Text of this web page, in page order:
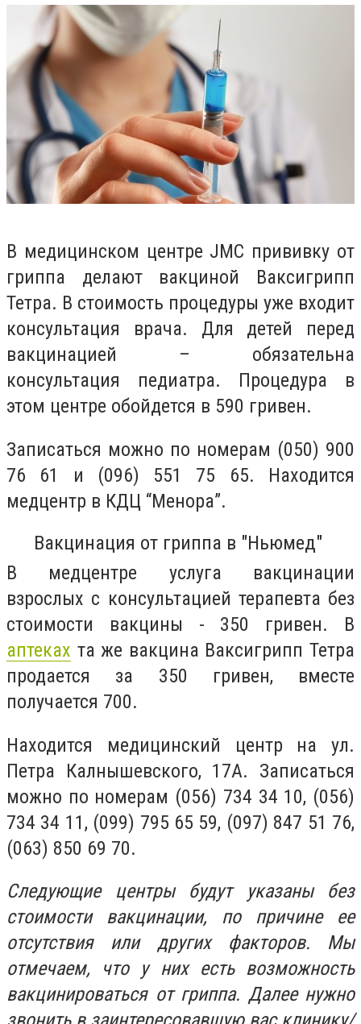
В медицинском центре JMC прививку от
гриппа делают вакциной Ваксигрипп
Тетра. В стоимость процедуры уже входит
консультация врача. Для детей перед
вакцинацией – обязательна
консультация педиатра. Процедура в
этом центре обойдется в 590 гривен.
Записаться можно по номерам (050) 900
76 61 и (096) 551 75 65. Находится
медцентр в КДЦ “Менора”.
Вакцинация от гриппа в "Ньюмед"
В медцентре услуга вакцинации
взрослых с консультацией терапевта без
стоимости вакцины - 350 гривен. В
аптеках та же вакцина Ваксигрипп Тетра
продается за 350 гривен, вместе
получается 700.
Находится медицинский центр на ул.
Петра Калнышевского, 17А. Записаться
можно по номерам (056) 734 34 10, (056)
734 34 11, (099) 795 65 59, (097) 847 51 76,
(063) 850 69 70.
Следующие центры будут указаны без
стоимости вакцинации, по причине ее
отсутствия или других факторов. Мы
отмечаем, что у них есть возможность
вакцинироваться от гриппа. Далее нужно